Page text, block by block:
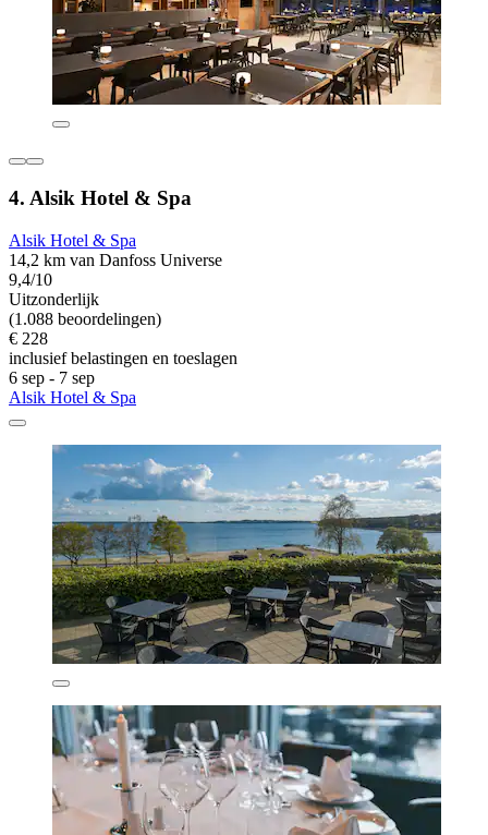
4. Alsik Hotel & Spa
Alsik Hotel & Spa
14,2 km van Danfoss Universe
9,4/10
Uitzonderlijk
(1.088 beoordelingen)
€ 228
inclusief belastingen en toeslagen
6 sep - 7 sep
Alsik Hotel & Spa